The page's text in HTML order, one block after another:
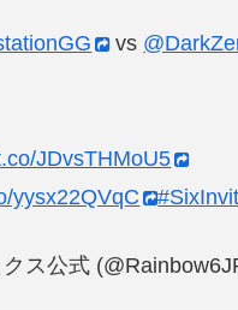
vs
JDvsTHMoU5
yysx22QVqC
ス公式